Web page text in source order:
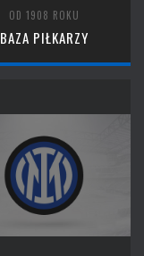
OD 1908 ROKU
BAZA PIŁKARZY